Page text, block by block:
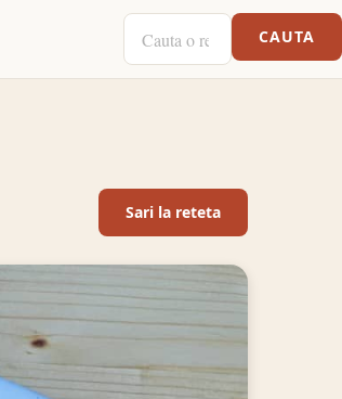
CAUTA O RETETA
CAUTA
Sari la reteta